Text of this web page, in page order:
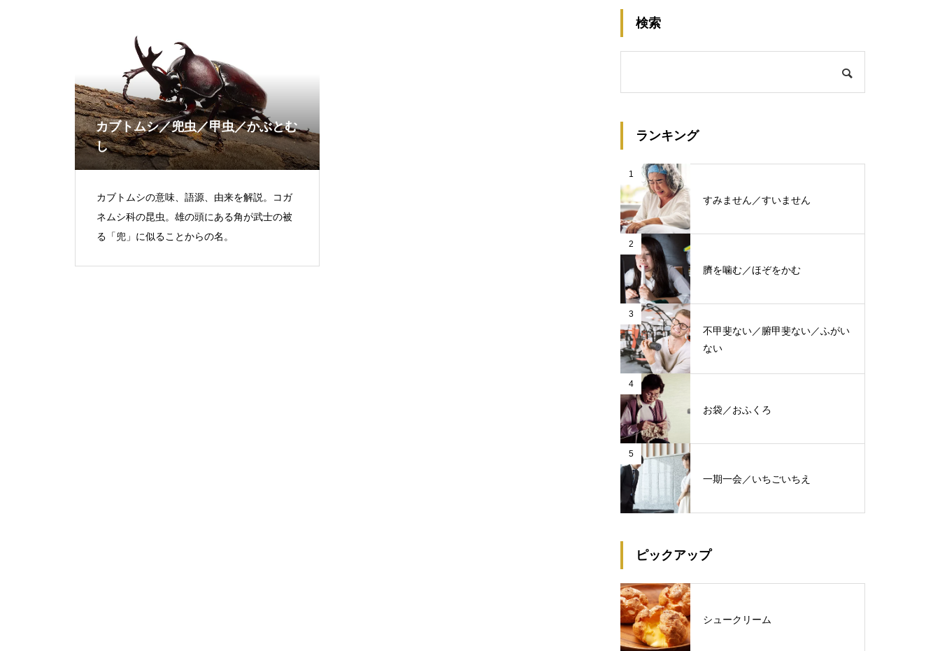
カブトムシ／兜虫／甲虫／かぶとむ
し
カブトムシの意味、語源、由来を解説。コガ
ネムシ科の昆虫。雄の頭にある角が武士の被
る「兜」に似ることからの名。
検索
ランキング
1
すみません／すいません
2
臍を噛む／ほぞをかむ
3
不甲斐ない／腑甲斐ない／ふがい
ない
4
お袋／おふくろ
5
一期一会／いちごいちえ
ピックアップ
シュークリーム